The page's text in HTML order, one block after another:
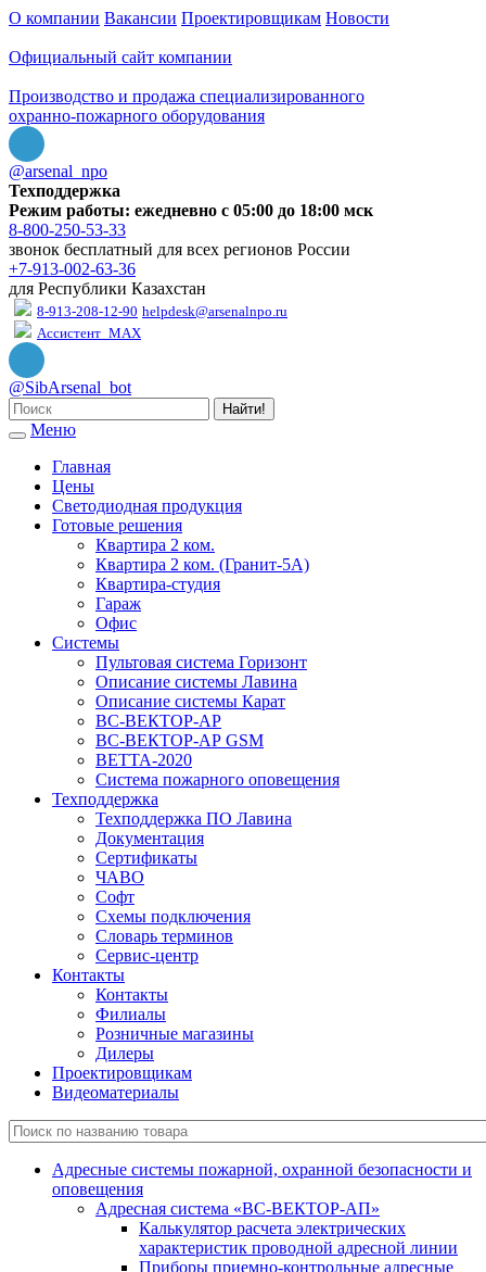
О компании Вакансии Проектировщикам Новости
Официальный сайт компании
Производство и продажа специализированного
охранно-пожарного оборудования
@arsenal_npo
Техподдержка
Режим работы: ежедневно с 05:00 до 18:00 мск
8-800-250-53-33
звонок бесплатный для всех регионов России
+7-913-002-63-36
для Республики Казахстан
8-913-208-12-90 helpdesk@arsenalnpo.ru
Ассистент_MAX
@SibArsenal_bot
Найти!
Меню
Главная
Цены
Светодиодная продукция
Готовые решения
Квартира 2 ком.
Квартира 2 ком. (Гранит-5А)
Квартира-студия
Гараж
Офис
Системы
Пультовая система Горизонт
Описание системы Лавина
Описание системы Карат
ВС-ВЕКТОР-АР
ВС-ВЕКТОР-АР GSM
ВЕТТА-2020
Система пожарного оповещения
Техподдержка
Техподдержка ПО Лавина
Документация
Сертификаты
ЧАВО
Софт
Схемы подключения
Словарь терминов
Сервис-центр
Контакты
Контакты
Филиалы
Розничные магазины
Дилеры
Проектировщикам
Видеоматериалы
Адресные системы пожарной, охранной безопасности и
оповещения
Адресная система «ВС-ВЕКТОР-АП»
Калькулятор расчета электрических
характеристик проводной адресной линии
Приборы приемно-контрольные адресные